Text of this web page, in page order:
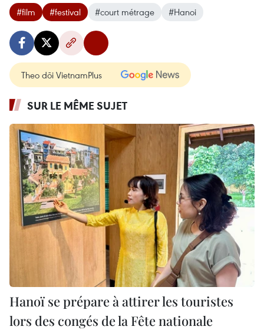
#film #festival #court métrage #Hanoi
Theo dõi VietnamPlus
SUR LE MÊME SUJET
Hanoï se prépare à attirer les touristes
lors des congés de la Fête nationale